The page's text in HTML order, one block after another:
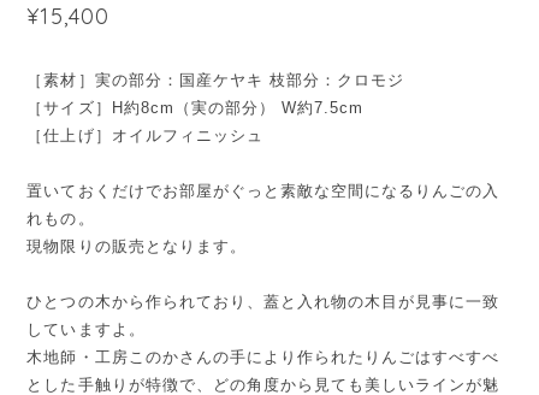
¥15,400
［素材］実の部分：国産ケヤキ 枝部分：クロモジ
［サイズ］H約8cm（実の部分） W約7.5cm
［仕上げ］オイルフィニッシュ
置いておくだけでお部屋がぐっと素敵な空間になるりんごの入
れもの。
現物限りの販売となります。
ひとつの木から作られており、蓋と入れ物の木目が見事に一致
していますよ。
木地師・工房このかさんの手により作られたりんごはすべすべ
とした手触りが特徴で、どの角度から見ても美しいラインが魅